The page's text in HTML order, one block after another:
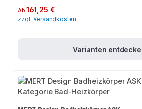
min. / max. 60 / 90 mm,- Produziert nach
Zentralheizung, Elektro- und Mischbetrieb,-
Blind- und Entlüftungsstopfen
Regulärer Preis:
Ab161,25 €
zzgl. Versandkosten
Varianten